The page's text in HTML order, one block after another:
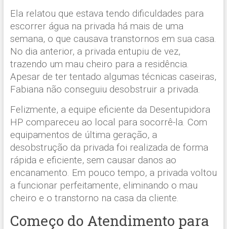
Ela relatou que estava tendo dificuldades para
escorrer água na privada há mais de uma
semana, o que causava transtornos em sua casa.
No dia anterior, a privada entupiu de vez,
trazendo um mau cheiro para a residência.
Apesar de ter tentado algumas técnicas caseiras,
Fabiana não conseguiu desobstruir a privada.
Felizmente, a equipe eficiente da Desentupidora
HP compareceu ao local para socorrê-la. Com
equipamentos de última geração, a
desobstrução da privada foi realizada de forma
rápida e eficiente, sem causar danos ao
encanamento. Em pouco tempo, a privada voltou
a funcionar perfeitamente, eliminando o mau
cheiro e o transtorno na casa da cliente.
Começo do Atendimento para